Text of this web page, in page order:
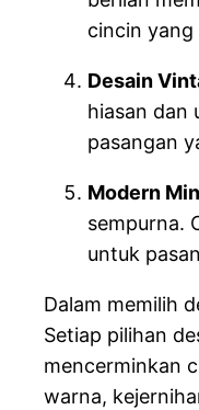
cincin
Desain
hiasan dan
pasangan
Modern
sempurna.
untuk
Dalam memilih
Setiap pilihan
mencerminkan
warna,